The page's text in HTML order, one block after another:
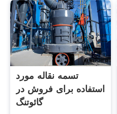
تسمه نقاله مورد
استفاده برای فروش در
گائوتنگ